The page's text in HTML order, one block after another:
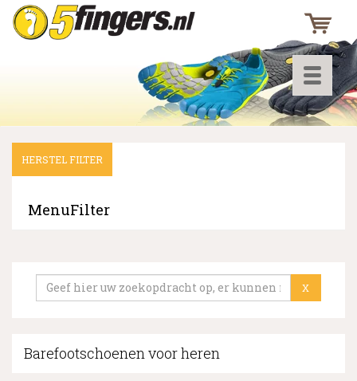
Toggle
▼
HERSTEL FILTER
MenuFilter
X
Barefootschoenen voor heren